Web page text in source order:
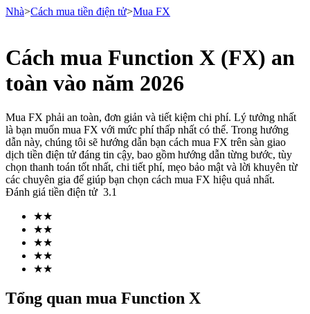
Hợp đồng tương lai
Futures sử dụng USDT làm tài sản thế chấp
Nhà>Cách mua tiền điện tử>Mua FX
Cách mua Function X (FX) an
toàn vào năm 2026
Mua FX phải an toàn, đơn giản và tiết kiệm chi phí. Lý tưởng nhất
là bạn muốn mua FX với mức phí thấp nhất có thể. Trong hướng
dẫn này, chúng tôi sẽ hướng dẫn bạn cách mua FX trên sàn giao
dịch tiền điện tử đáng tin cậy, bao gồm hướng dẫn từng bước, tùy
chọn thanh toán tốt nhất, chi tiết phí, mẹo bảo mật và lời khuyên từ
các chuyên gia để giúp bạn chọn cách mua FX hiệu quả nhất.
Đánh giá tiền điện tử 3.1
★★
★★
★★
★★
★★
Tổng quan mua Function X